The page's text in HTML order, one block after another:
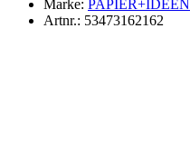
Marke: PAPIER+IDEEN
Artnr.: 53473162162